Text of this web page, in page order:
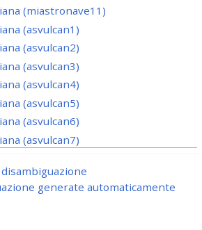
(miastronave11)
(asvulcan1)
(asvulcan2)
(asvulcan3)
(asvulcan4)
(asvulcan5)
(asvulcan6)
(asvulcan7)
generate automaticamente